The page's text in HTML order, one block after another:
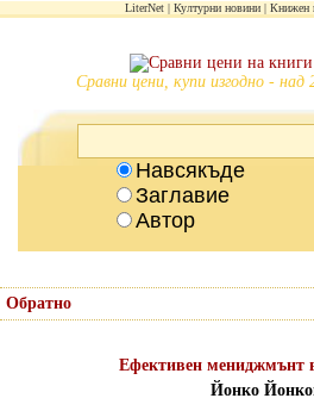
LiterNet Културни новини Книжен
Сравни цени, купи изгодно - над
Навсякъде
Заглавие
Автор
Обратно
Ефективен мениджмънт
Йонко